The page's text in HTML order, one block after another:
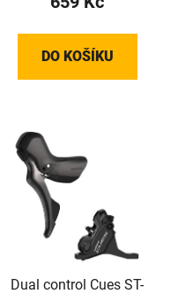
DO KOŠÍKU
Dual control Cues ST-